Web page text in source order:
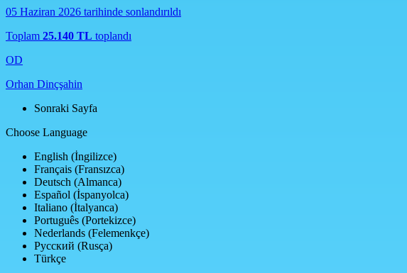
05 Haziran 2026 tarihinde sonlandırıldı
Toplam 25.140 TL toplandı
OD
Orhan Dinçşahin
Sonraki Sayfa
Choose Language
English (İngilizce)
Français (Fransızca)
Deutsch (Almanca)
Español (İspanyolca)
Italiano (İtalyanca)
Português (Portekizce)
Nederlands (Felemenkçe)
Русский (Rusça)
Türkçe